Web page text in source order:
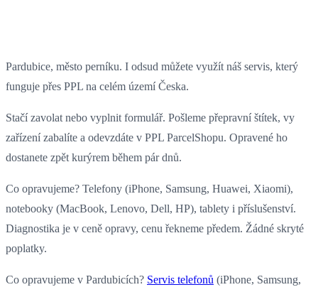
Pardubice, město perníku. I odsud můžete využít náš servis, který
funguje přes PPL na celém území Česka.
Stačí zavolat nebo vyplnit formulář. Pošleme přepravní štítek, vy
zařízení zabalíte a odevzdáte v PPL ParcelShopu. Opravené ho
dostanete zpět kurýrem během pár dnů.
Co opravujeme? Telefony (iPhone, Samsung, Huawei, Xiaomi),
notebooky (MacBook, Lenovo, Dell, HP), tablety i příslušenství.
Diagnostika je v ceně opravy, cenu řekneme předem. Žádné skryté
poplatky.
Co opravujeme v Pardubicích? Servis telefonů (iPhone, Samsung,